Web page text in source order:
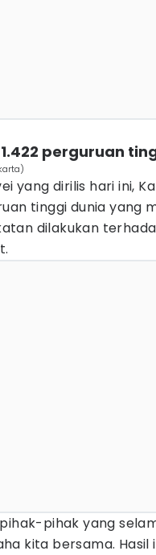
perguruan
yang dirilis hari ini,
tinggi dunia yang
dilakukan
pihak yang
kita bersama.